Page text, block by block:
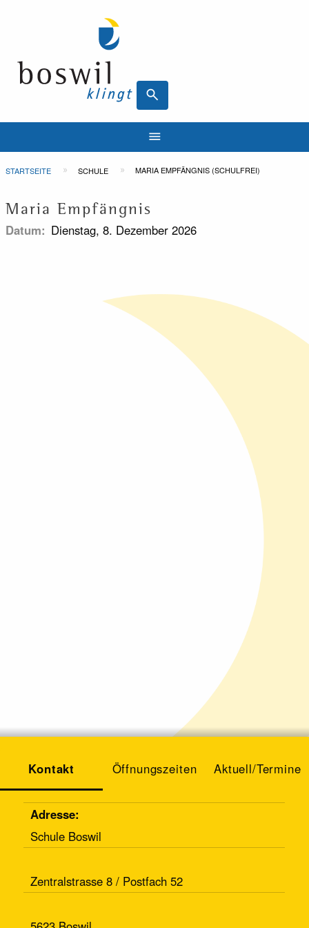
search
Hauptnavigation
(Schule)
menu
Pfadnavigation
STARTSEITE SCHULE MARIA EMPFÄNGNIS (SCHULFREI)
Maria Empfängnis
Datum Dienstag, 8. Dezember 2026
Kontakt Öffnungszeiten Aktuell/Termine
Adresse:
Schule Boswil
Zentralstrasse 8 / Postfach 52